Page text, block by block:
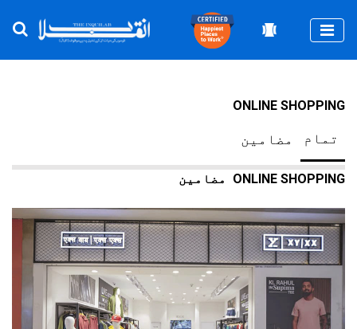
ONLINE SHOPPING
مضامین تمام
ONLINE SHOPPING